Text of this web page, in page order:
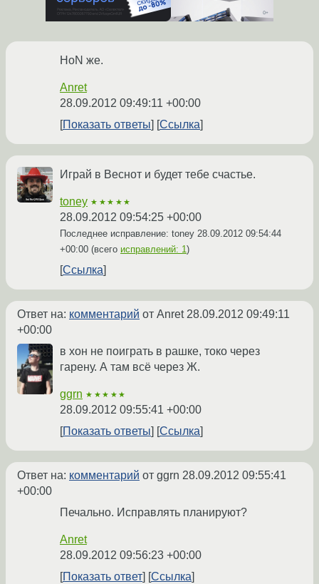
HoN же.
Anret
28.09.2012 09:49:11 +00:00
Показать ответы
Ссылка
Играй в Веснот и будет тебе счастье.
toney ★★★★★
28.09.2012 09:54:25 +00:00
Последнее исправление: toney 28.09.2012 09:54:44
+00:00 (всего исправлений: 1)
Ссылка
Ответ на: комментарий от Anret28.09.2012 09:49:11
+00:00
в хон не поиграть в рашке, токо через
гарену. А там всё через Ж.
ggrn ★★★★★
28.09.2012 09:55:41 +00:00
Показать ответы
Ссылка
Ответ на: комментарий от ggrn 28.09.2012 09:55:41
+00:00
Печально. Исправлять планируют?
Anret
28.09.2012 09:56:23 +00:00
Показать ответ
Ссылка